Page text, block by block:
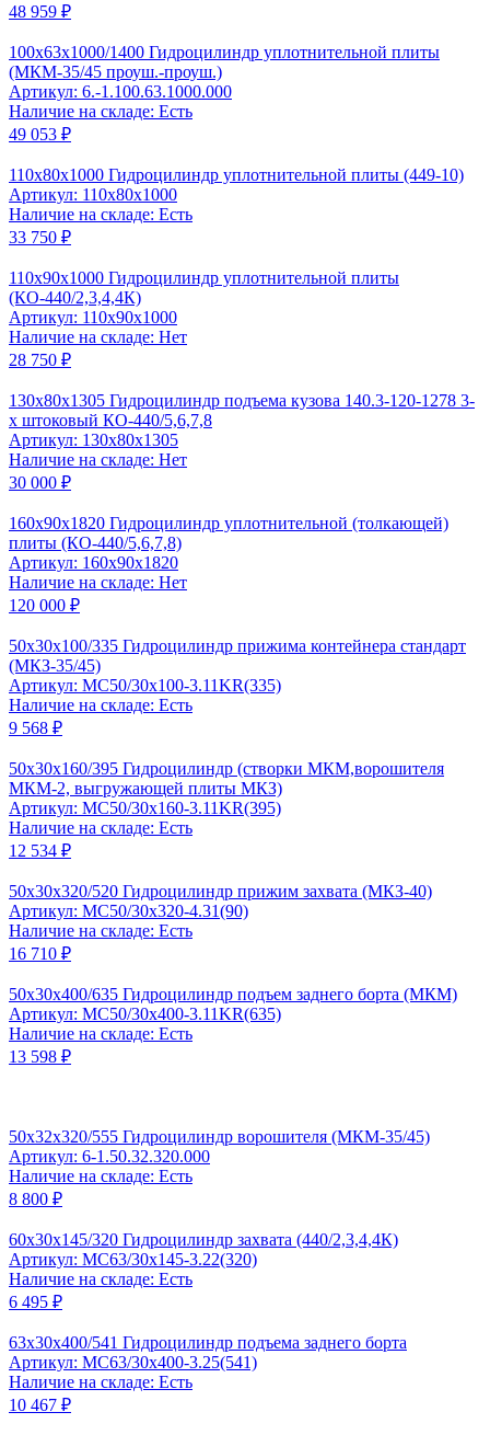
48 959 ₽
100x63x1000/1400 Гидроцилиндр уплотнительной плиты
(МКМ-35/45 проуш.-проуш.)
Артикул: 6.-1.100.63.1000.000
Наличие на складе: Есть
49 053 ₽
110x80x1000 Гидроцилиндр уплотнительной плиты (449-10)
Артикул: 110x80x1000
Наличие на складе: Есть
33 750 ₽
110x90x1000 Гидроцилиндр уплотнительной плиты
(КО-440/2,3,4,4К)
Артикул: 110x90x1000
Наличие на складе: Нет
28 750 ₽
130x80x1305 Гидроцилиндр подъема кузова 140.3-120-1278 3-
х штоковый КО-440/5,6,7,8
Артикул: 130х80х1305
Наличие на складе: Нет
30 000 ₽
160x90x1820 Гидроцилиндр уплотнительной (толкающей)
плиты (КО-440/5,6,7,8)
Артикул: 160х90х1820
Наличие на складе: Нет
120 000 ₽
50x30x100/335 Гидроцилиндр прижима контейнера стандарт
(МКЗ-35/45)
Артикул: MC50/30x100-3.11KR(335)
Наличие на складе: Есть
9 568 ₽
50x30x160/395 Гидроцилиндр (створки МКМ,ворошителя
МКМ-2, выгружающей плиты МКЗ)
Артикул: MC50/30x160-3.11KR(395)
Наличие на складе: Есть
12 534 ₽
50x30x320/520 Гидроцилиндр прижим захвата (МКЗ-40)
Артикул: MC50/30x320-4.31(90)
Наличие на складе: Есть
16 710 ₽
50x30x400/635 Гидроцилиндр подъем заднего борта (МКМ)
Артикул: MC50/30x400-3.11KR(635)
Наличие на складе: Есть
13 598 ₽
50x32x320/555 Гидроцилиндр ворошителя (МКМ-35/45)
Артикул: 6-1.50.32.320.000
Наличие на складе: Есть
8 800 ₽
60x30x145/320 Гидроцилиндр захвата (440/2,3,4,4К)
Артикул: MC63/30x145-3.22(320)
Наличие на складе: Есть
6 495 ₽
63x30x400/541 Гидроцилиндр подъема заднего борта
Артикул: MC63/30x400-3.25(541)
Наличие на складе: Есть
10 467 ₽